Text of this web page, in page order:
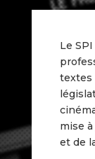
Le
textes
mise
et de